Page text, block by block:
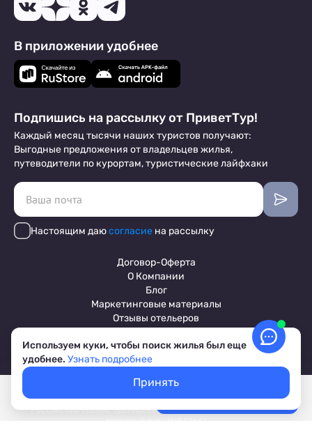
Покажем свободное жилье
Выбрать даты
В приложении удобнее
Подпишись на рассылку от ПриветТур!
Каждый месяц тысячи наших туристов получают:
Выгодные предложения от владельцев жилья,
путеводители по курортам, туристические лайфхаки
Настоящим даюсогласие на рассылку
Договор-Оферта
О Компании
Блог
Маркетинговые материалы
Отзывы отельеров
© 2017-2026 ПриветТур™
Российский сервис бронирования жилья, официальный сайт,
Пользовательское соглашение
Обработка персональных данных
Условия бронирования объектов
Используем куки, чтобы поиск жилья был еще
удобнее. Узнать подробнее
Принять